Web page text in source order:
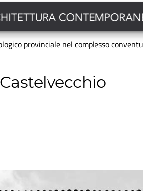
provinciale nel complesso